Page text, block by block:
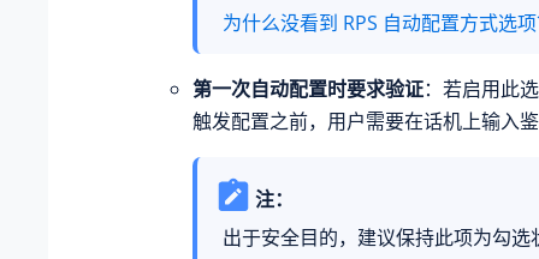
为什么没看到 RPS 自动配置方式选
第一次自动配置时要求验证：若启用此
触发配置之前，用户需要在话机上输入
注：
出于安全目的，建议保持此项为勾选